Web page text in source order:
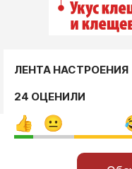
ЛЕНТА НАСТРОЕНИЯ
24 ОЦЕНИЛИ